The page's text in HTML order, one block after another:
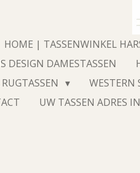
HOME | TASSENWINKEL
DESIGN DAMESTASSEN
WESTERN
UW TASSEN ADRES